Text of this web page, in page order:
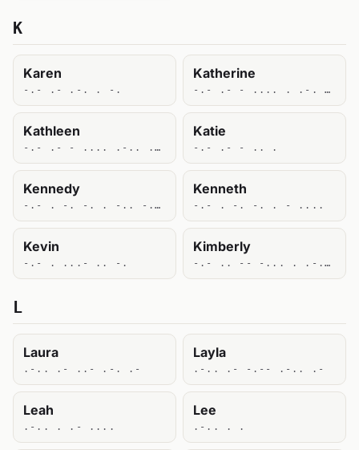
K
Karen
-.- .- .-. . -.
Katherine
-.- .- - .... . .-. .. -. .
Kathleen
-.- .- - .... .-.. . . -.
Katie
-.- .- - .. .
Kennedy
-.- . -. -. . -.. -.--
Kenneth
-.- . -. -. . - ....
Kevin
-.- . ...- .. -.
Kimberly
-.- .. -- -... . .-. .-.. -.--
L
Laura
.-.. .- ..- .-. .-
Layla
.-.. .- -.-- .-.. .-
Leah
.-.. . .- ....
Lee
.-.. . .